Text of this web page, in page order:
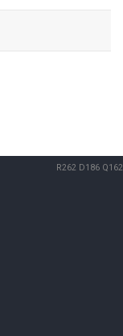
R262 D186 Q162